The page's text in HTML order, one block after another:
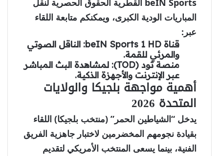
المباريات الودية الكبرى، ويمكنكم متابعة اللقاء
عبر:
قناة beIN Sports 1 HD:
الناقل الصوتي
والمرئي للقمة.
منصة تود (TOD):
لمشاهدة البث المباشر
عبر الإنترنت والأجهزة الذكية.
أهمية مواجهة بلجيكا والولايات
المتحدة 2026
يدخل “الشياطين الحمر” (منتخب بلجيكا) اللقاء
بقيادة نجومهم المخضرمين لاختبار جاهزية الفريق
الفنية، بينما يسعى المنتخب الأمريكي لتقديم